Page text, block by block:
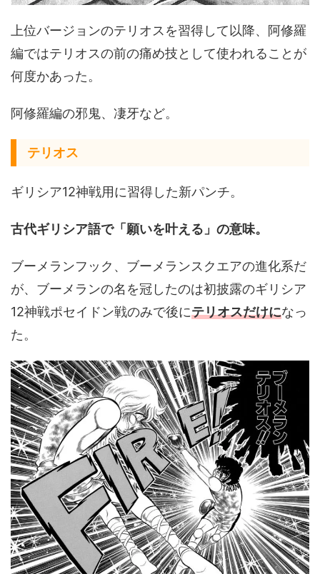
上位バージョンのテリオスを習得して以降、阿修羅
編ではテリオスの前の痛め技として使われることが
何度かあった。
阿修羅編の邪鬼、凄牙など。
テリオス
ギリシア12神戦用に習得した新パンチ。
古代ギリシア語で「願いを叶える」の意味。
ブーメランフック、ブーメランスクエアの進化系だ
が、ブーメランの名を冠したのは初披露のギリシア
12神戦ポセイドン戦のみで後にテリオスだけになっ
た。